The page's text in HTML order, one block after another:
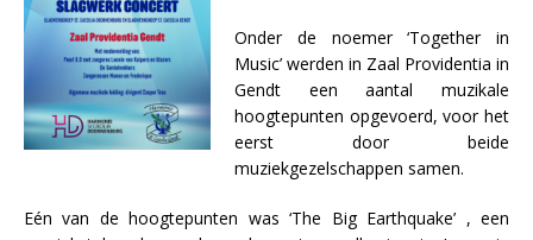
Onder de noemer ‘Together in
Music’ werden in Zaal Providentia in
Gendt een aantal muzikale
hoogtepunten opgevoerd, voor het
eerst door beide
muziekgezelschappen samen.
Eén van de hoogtepunten was ‘The Big Earthquake’ , een